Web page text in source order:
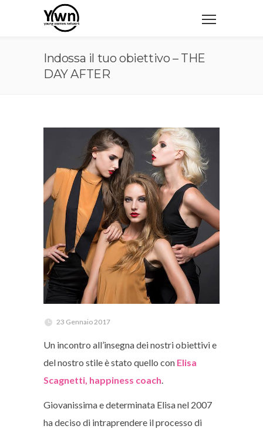
Indossa il tuo obiettivo – THE
DAY AFTER
23 Gennaio 2017
Un incontro all’insegna dei nostri obiettivi e
del nostro stile è stato quello con Elisa
Scagnetti, happiness coach.
Giovanissima e determinata Elisa nel 2007
ha deciso di intraprendere il processo di